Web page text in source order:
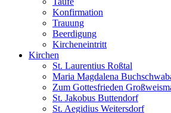
Konfirmation
Trauung
Beerdigung
Kircheneintritt
Kirchen
St. Laurentius Roßtal
Maria Magdalena
Zum Gottesfrieden
St. Jakobus Buttendorf
St. Aegidius Weitersdorf